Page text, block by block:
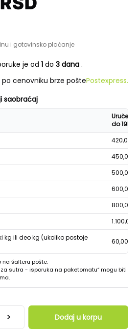
i gotovinsko plaćanje
je od 1 do 3 dana .
cenovniku brze poštePostexpress.
saobraćaj
Uručenje
do 19h
420,00
450,00
500,00
600,00
800,00
1.100,00
kg ili deo kg (ukoliko postoje
60,00
na šalteru pošte.
sutra - isporuka na paketomatu“ mogu biti
> Dodaj u korpu